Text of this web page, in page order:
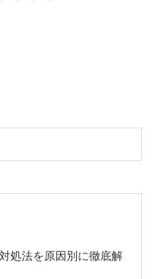
処法を原因別に徹底解